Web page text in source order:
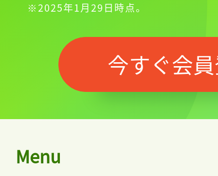
※2025年1月29日時点。
今すぐ会
Menu